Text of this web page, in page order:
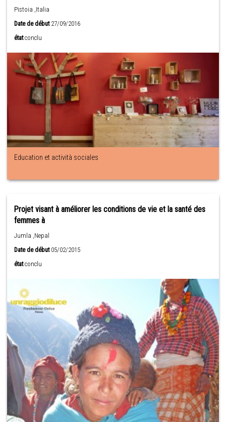
Pistoia ,Italia
Date de début27/09/2016
état conclu
Education et actività sociales
Projet visant à améliorer les conditions de vie et la santé des
femmes à
Jumla ,Nepal
Date de début05/02/2015
état conclu